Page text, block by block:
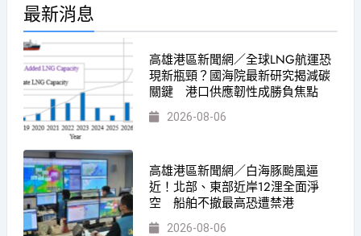
最新消息
高雄港區新聞網／全球LNG航運恐
現新瓶頸？國海院最新研究揭減碳
關鍵 港口供應韌性成勝負焦點
2026-08-06
高雄港區新聞網／白海豚颱風逼
近！北部、東部近岸12浬全面淨
空 船舶不撤最高恐遭禁港
2026-08-06